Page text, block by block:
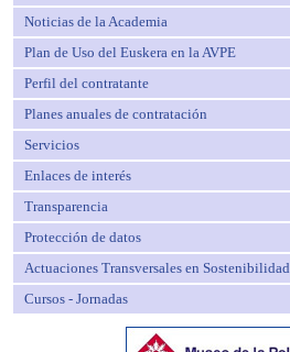
Noticias de la Academia
Plan de Uso del Euskera en la AVPE
Perfil del contratante
Planes anuales de contratación
Servicios
Enlaces de interés
Transparencia
Protección de datos
Actuaciones Transversales en Sostenibilidad
Cursos - Jornadas